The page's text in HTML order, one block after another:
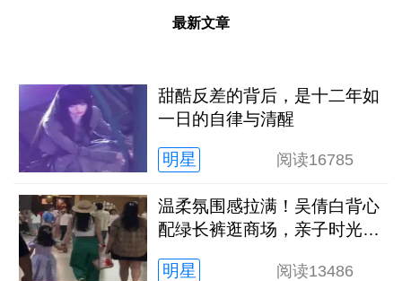
最新文章
甜酷反差的背后，是十二年如
一日的自律与清醒
明星 阅读16785
温柔氛围感拉满！吴倩白背心
配绿长裤逛商场，亲子时光松
明星
阅读13486